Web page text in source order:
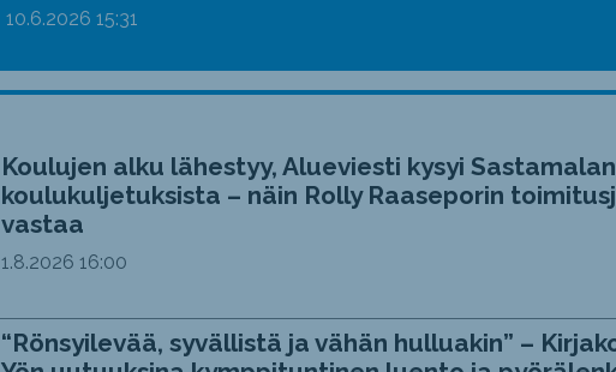
10.6.2026 15:31
Koulujen alku lähestyy, Alueviesti kysyi Sastamalan
koulukuljetuksista – näin Rolly Raaseporin
vastaa
1.8.2026 16:00
“Rönsyilevää, syvällistä ja vähän hulluakin” –